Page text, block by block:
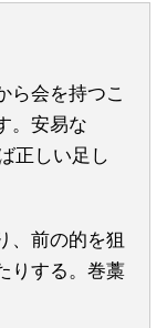
ら会を持つこ
。安易な
正しい足し
、前の的を狙
りする。巻藁